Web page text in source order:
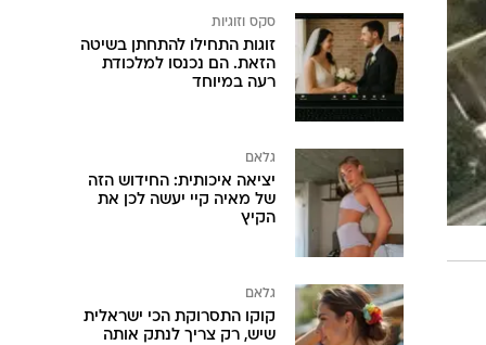
סקס וזוגיות
זוגות התחילו להתחתן בשיטה
הזאת. הם נכנסו למלכודת
רעה במיוחד
גלאם
יציאה איכותית: החידוש הזה
של מאיה קיי יעשה לכן את
הקיץ
גלאם
קוקו התסרוקת הכי ישראלית
שיש, רק צריך לנתק אותה